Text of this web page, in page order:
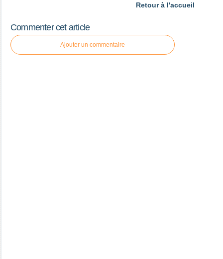
Retour à l'accueil
Commenter cet article
Ajouter un commentaire